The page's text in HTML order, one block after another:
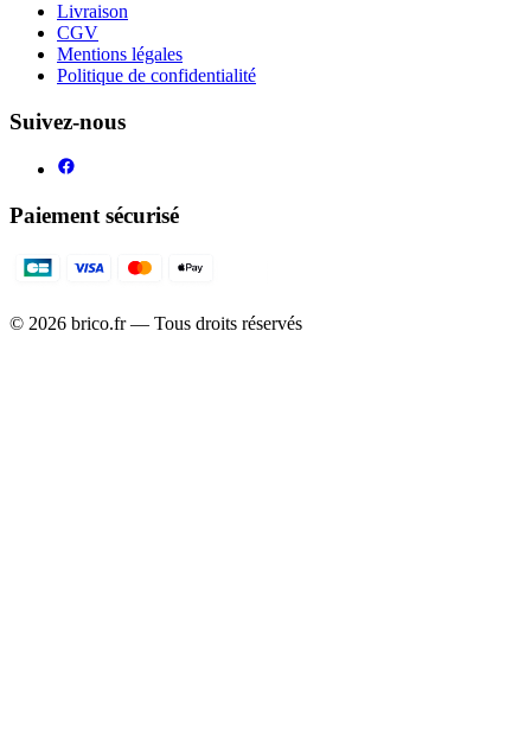
Livraison
CGV
Mentions légales
Politique de confidentialité
Suivez-nous
Paiement sécurisé
© 2026 brico.fr — Tous droits réservés